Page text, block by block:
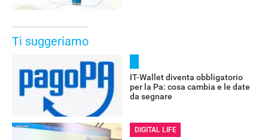
Ti suggeriamo
IT-Wallet diventa obbligatorio
per la Pa: cosa cambia e le date
da segnare
DIGITAL LIFE